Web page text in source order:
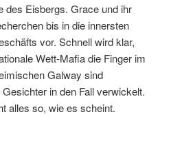
des Eisbergs. Grace und ihr
bis in die innersten
vor. Schnell wird klar,
Wett-Mafia die Finger im
Galway sind
in den Fall verwickelt.
alles so, wie es scheint.